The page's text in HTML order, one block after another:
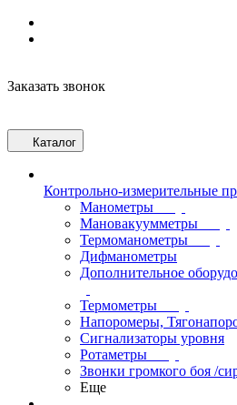
Заказать звонок
Каталог
Контрольно-измерительные
Манометры
Мановакуумметры
Термоманометры
Дифманометры
Дополнительное
Термометры
Напоромеры,
Сигнализаторы уровня
Ротаметры
Звонки громкого боя /
Еще